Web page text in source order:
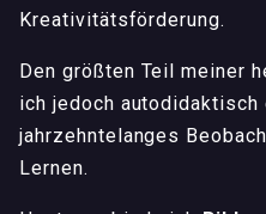
Kreativitätsförderung.
Den größten Teil meiner
ich jedoch
jahrzehntelanges
Lernen.